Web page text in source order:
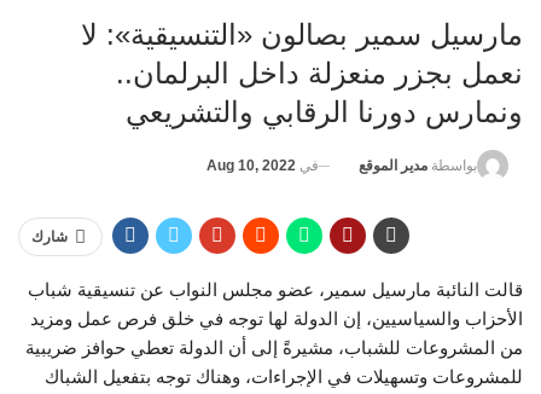
مارسيل سمير بصالون «التنسيقية»: لا
نعمل بجزر منعزلة داخل البرلمان..
ونمارس دورنا الرقابي والتشريعي
بواسطة مدير الموقع في Aug 10, 2022
شارك
قالت النائبة مارسيل سمير، عضو مجلس النواب عن تنسيقية شباب
الأحزاب والسياسيين، إن الدولة لها توجه في خلق فرص عمل ومزيد
من المشروعات للشباب، مشيرةً إلى أن الدولة تعطي حوافز ضريبية
للمشروعات وتسهيلات في الإجراءات، وهناك توجه بتفعيل الشباك